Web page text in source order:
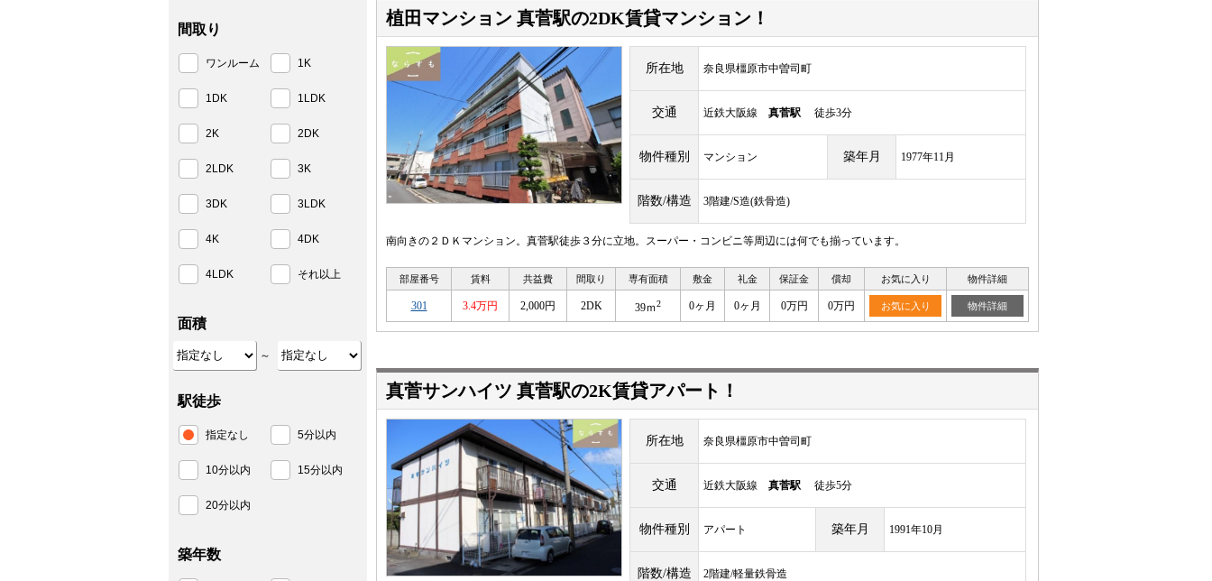
植田マンション 真菅駅の2DK賃貸マンション！
所在地 奈良県橿原市中曽司町
交通 近鉄大阪線 真菅駅 徒歩3分
物件種別 マンション 築年月 1977年11月
階数/構造 3階建/S造(鉄骨造)
南向きの２ＤＫマンション。真菅駅徒歩３分に立地。スーパー・コンビニ等周辺には何でも揃っています。
部屋番号 賃料 共益費 間取り 専有面積 敷金 礼金 保証金 償却 お気に入り 物件詳細
301 3.4万円 2,000円 2DK 39ｍ2 0ヶ月 0ヶ月 0万円 0万円 お気に入り 物件詳細
真菅サンハイツ 真菅駅の2K賃貸アパート！
所在地 奈良県橿原市中曽司町
交通 近鉄大阪線 真菅駅 徒歩5分
物件種別 アパート 築年月 1991年10月
階数/構造 2階建/軽量鉄骨造
間取り
ワンルーム 1K
1DK 1LDK
2K 2DK
2LDK 3K
3DK 3LDK
4K 4DK
4LDK それ以上
面積
～
駅徒歩
指定なし 5分以内
10分以内 15分以内
20分以内
築年数